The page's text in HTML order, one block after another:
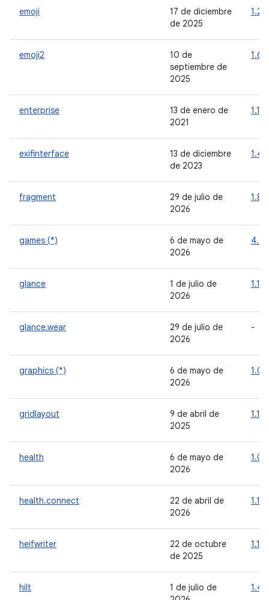
emoji
17 de diciembre
de 2025
emoji2
10 de
septiembre de
2025
enterprise
13 de enero de
2021
1.1.0
exifinterface
13 de diciembre
de 2023
1.4.2
fragment
29 de julio de
2026
1.8.9
games (*)
6 de mayo de
2026
glance
1 de julio de
2026
1.1.1
glance.wear
29 de julio de
2026
-
graphics (*)
6 de mayo de
2026
gridlayout
9 de abril de
2025
1.1.0
health
6 de mayo de
2026
health.connect
22 de abril de
2026
1.1.0
heifwriter
22 de octubre
de 2025
1.1.0
hilt
1 de julio de